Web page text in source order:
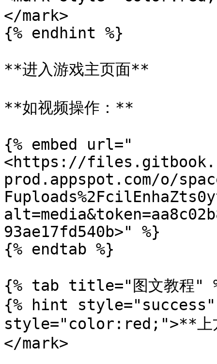
</mark>
{% endhint %}
**进入游戏主页面**
**如视频操作：**
{% embed url="
<https://
prod.appspot.com/o/
93ae17fd540b>" %}
{% endtab %}
{% tab title="图文教程"
{% hint style="success"
style="color:red;">**上方
</mark>